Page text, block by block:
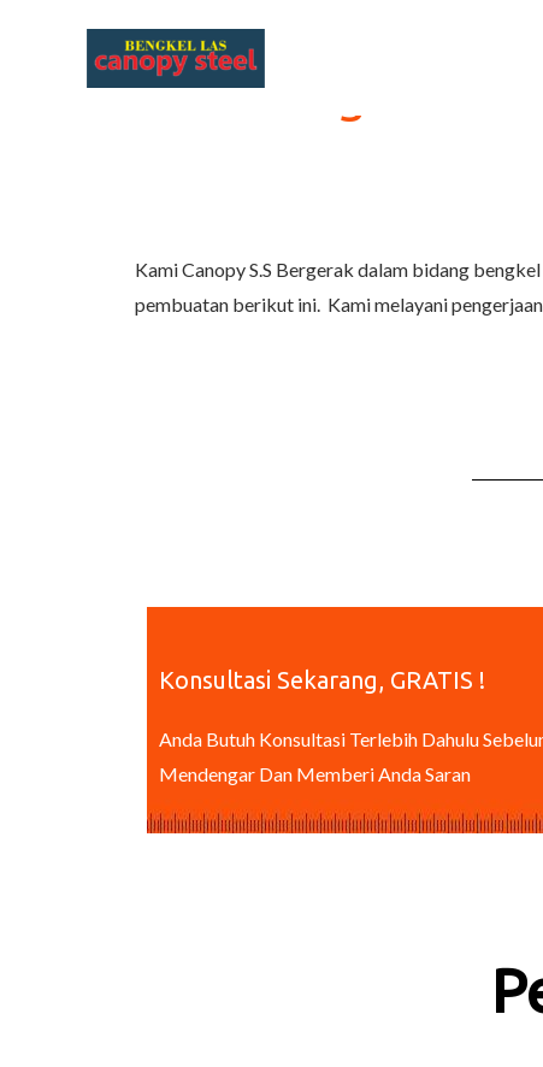
Add Your
Jasa Bengkel Las
Kami Canopy S.S Bergerak dalam bidang
pembuatan berikut ini. Kami melayani
Konsultasi Sekarang, GRATIS !
Anda Butuh Konsultasi Terlebih Dahulu
Mendengar Dan Memberi Anda Saran